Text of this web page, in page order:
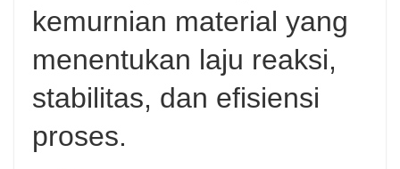
kemurnian material yang
menentukan laju reaksi,
stabilitas, dan efisiensi
proses.